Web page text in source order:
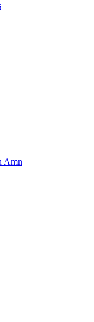
Amn